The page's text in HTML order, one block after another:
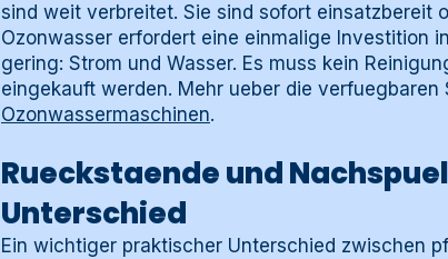
sind weit verbreitet. Sie sind sofort einsatzbereit
Ozonwasser erfordert eine einmalige Investition
gering: Strom und Wasser. Es muss kein
eingekauft werden. Mehr ueber die
Ozonwassermaschinen.
Rueckstaende und
Unterschied
Ein wichtiger praktischer Unterschied zwischen